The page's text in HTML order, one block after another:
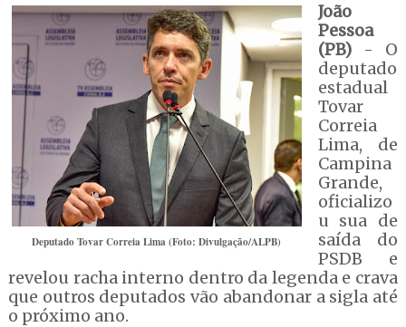
Deputado Tovar Correia Lima (Foto: Divulgação/ALPB)
João
Pessoa
(PB)- O
deputado
estadual
Tovar
Correia
Lima, de
Campina
Grande,
oficializo
u sua de
saída do
PSDB e
revelou racha interno dentro da legenda e crava
que outros deputados vão abandonar a sigla até
o próximo ano.